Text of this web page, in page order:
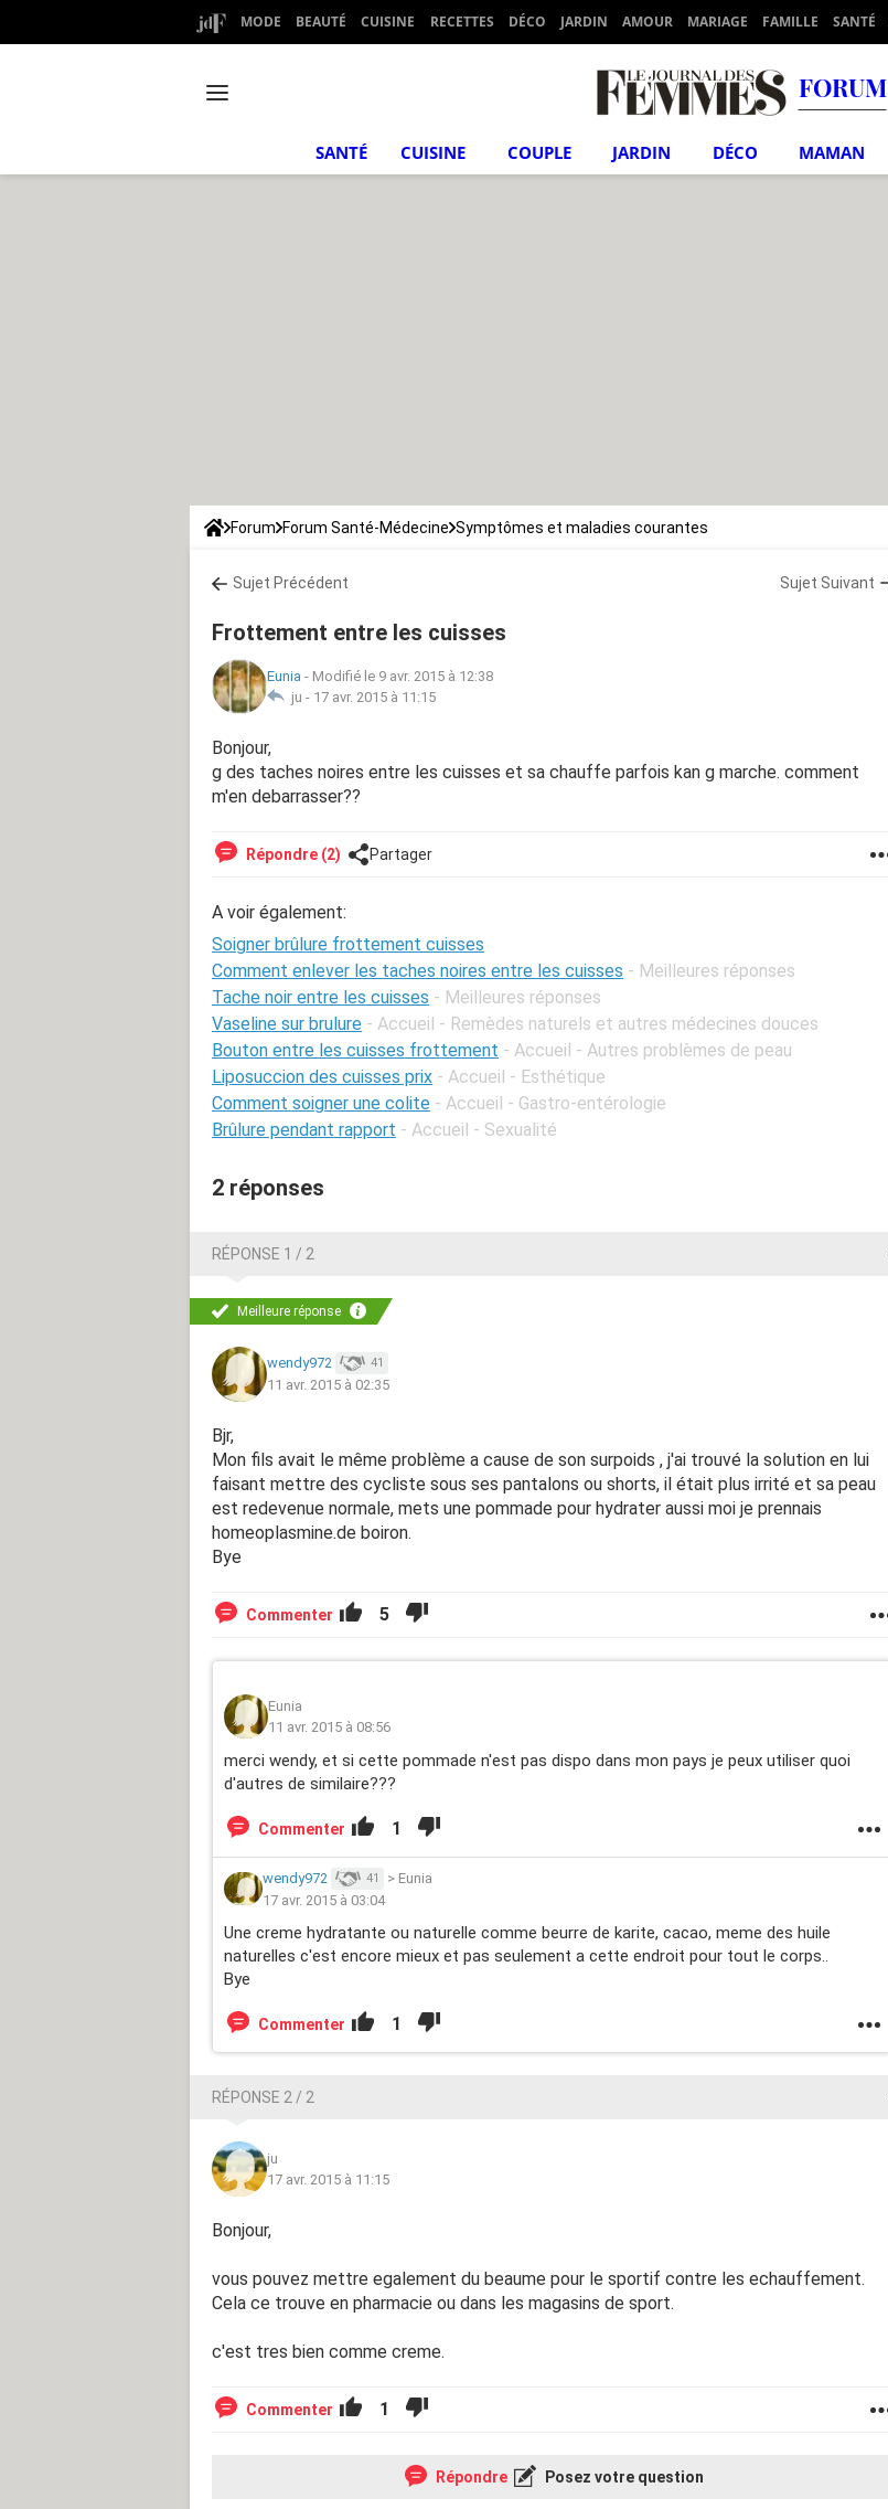
MODE BEAUTÉ CUISINE RECETTES DÉCO JARDIN AMOUR MARIAGE FAMILLE SANTÉ
FORUM
SANTÉ CUISINE COUPLE JARDIN DÉCO MAMAN
Forum Forum Santé-Médecine Symptômes et maladies courantes
Sujet Précédent Sujet Suivant
Frottement entre les cuisses
Eunia - Modifié le 9 avr. 2015 à 12:38
ju - 17 avr. 2015 à 11:15
Bonjour,
g des taches noires entre les cuisses et sa chauffe parfois kan g marche. comment
m'en debarrasser??
Répondre (2) Partager
A voir également:
Soigner brûlure frottement cuisses
Comment enlever les taches noires entre les cuisses - Meilleures réponses
Tache noir entre les cuisses - Meilleures réponses
Vaseline sur brulure - Accueil - Remèdes naturels et autres médecines douces
Bouton entre les cuisses frottement - Accueil - Autres problèmes de peau
Liposuccion des cuisses prix - Accueil - Esthétique
Comment soigner une colite - Accueil - Gastro-entérologie
Brûlure pendant rapport - Accueil - Sexualité
2 réponses
RÉPONSE 1 / 2
Meilleure réponse
wendy972 41
11 avr. 2015 à 02:35
Bjr,
Mon fils avait le même problème a cause de son surpoids , j'ai trouvé la solution en lui
faisant mettre des cycliste sous ses pantalons ou shorts, il était plus irrité et sa peau
est redevenue normale, mets une pommade pour hydrater aussi moi je prennais
homeoplasmine.de boiron.
Bye
Commenter 5
Eunia
11 avr. 2015 à 08:56
merci wendy, et si cette pommade n'est pas dispo dans mon pays je peux utiliser quoi
d'autres de similaire???
Commenter 1
wendy972 41 > Eunia
17 avr. 2015 à 03:04
Une creme hydratante ou naturelle comme beurre de karite, cacao, meme des huile
naturelles c'est encore mieux et pas seulement a cette endroit pour tout le corps..
Bye
Commenter 1
RÉPONSE 2 / 2
ju
17 avr. 2015 à 11:15
Bonjour,
vous pouvez mettre egalement du beaume pour le sportif contre les echauffement.
Cela ce trouve en pharmacie ou dans les magasins de sport.
c'est tres bien comme creme.
Commenter 1
Répondre Posez votre question